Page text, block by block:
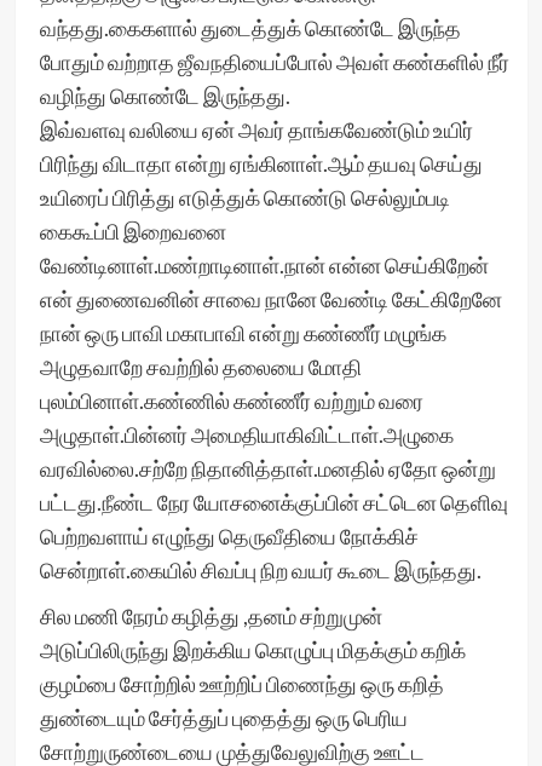
வந்தது.கைகளால் துடைத்துக் கொண்டே இருந்த
போதும் வற்றாத ஜீவநதியைப்போல் அவள் கண்களில் நீர்
வழிந்து கொண்டே இருந்தது.
இவ்வளவு வலியை ஏன் அவர் தாங்கவேண்டும் உயிர்
பிரிந்து விடாதா‌ என்று ஏங்கினாள்.ஆம் தயவு செய்து
உயிரைப் பிரித்து எடுத்துக் கொண்டு செல்லும்படி
கைகூப்பி இறைவனை
வேண்டினாள்.மண்றாடினாள்.நான் என்ன செய்கிறேன்
என் துணைவனின் சாவை நானே வேண்டி கேட்கிறேனே
நான் ஒரு பாவி மகாபாவி என்று கண்ணீர் மழுங்க
அழுதவாறே சவற்றில் தலையை மோதி
புலம்பினாள்.கண்ணில் கண்ணீர் வற்றும் வரை
அழுதாள்.பின்னர் அமைதியாகிவிட்டாள்.அழுகை
வரவில்லை.சற்றே நிதானித்தாள்.மனதில் ஏதோ ஒன்று
பட்டது.நீண்ட நேர யோசனைக்குப்பின் சட்டென தெளிவு
பெற்றவளாய் எழுந்து தெருவீதியை நோக்கிச்
சென்றாள்.கையில் சிவப்பு நிற வயர் கூடை இருந்தது.
சில மணி நேரம் கழித்து ,தனம் சற்றுமுன்
அடுப்பிலிருந்து இறக்கிய கொழுப்பு மிதக்கும் கறிக்
குழம்பை சோற்றில் ஊற்றிப் பிணைந்து ஒரு கறித்
துண்டையும் சேர்த்துப் புதைத்து ஒரு பெரிய
சோற்றுருண்டையை முத்துவேலுவிற்கு ஊட்ட